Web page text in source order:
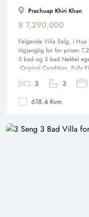
Prachuap Khiri Khan
฿ 7,290,000
Følgende Villa Salg, i Hua
tilgjenglig for for prisen
3 bad og 3 bad Nøkkel
:Original Condition, Fully
3 3
618.4 Kvm